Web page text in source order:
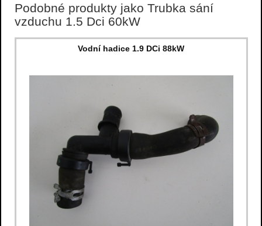
Podobné produkty jako Trubka sání
vzduchu 1.5 Dci 60kW
Vodní hadice 1.9 DCi 88kW